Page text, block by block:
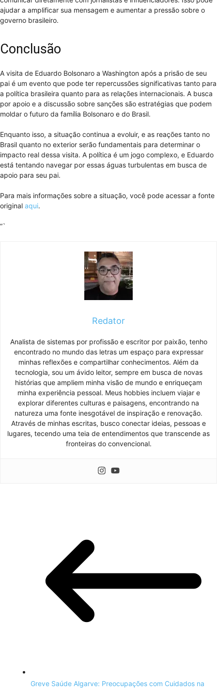
ajudar a amplificar sua mensagem e aumentar a pressão sobre o
governo brasileiro.
Conclusão
A visita de Eduardo Bolsonaro a Washington após a prisão de seu
pai é um evento que pode ter repercussões significativas tanto para
a política brasileira quanto para as relações internacionais. A busca
por apoio e a discussão sobre sanções são estratégias que podem
moldar o futuro da família Bolsonaro e do Brasil.
Enquanto isso, a situação continua a evoluir, e as reações tanto no
Brasil quanto no exterior serão fundamentais para determinar o
impacto real dessa visita. A política é um jogo complexo, e Eduardo
está tentando navegar por essas águas turbulentas em busca de
apoio para seu pai.
Para mais informações sobre a situação, você pode acessar a fonte
original aqui.
“`
Redator
Analista de sistemas por profissão e escritor por paixão, tenho
encontrado no mundo das letras um espaço para expressar
minhas reflexões e compartilhar conhecimentos. Além da
tecnologia, sou um ávido leitor, sempre em busca de novas
histórias que ampliem minha visão de mundo e enriqueçam
minha experiência pessoal. Meus hobbies incluem viajar e
explorar diferentes culturas e paisagens, encontrando na
natureza uma fonte inesgotável de inspiração e renovação.
Através de minhas escritas, busco conectar ideias, pessoas e
lugares, tecendo uma teia de entendimentos que transcende as
fronteiras do convencional.
Greve Saúde Algarve: Preocupações com Cuidados na